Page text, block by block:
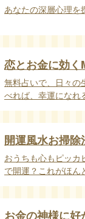
あなたの深層心理
恋とお金に効く
無料占いで、日々の
べれば、幸運になれ
開運風水お掃除
おうちも心もピッ
で開運？これがほん
お金の神様に